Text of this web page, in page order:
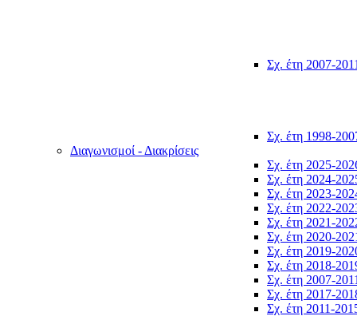
Σχ. έτη 2007-
Σχ. έτη 1998-
Διαγωνισμοί - Διακρίσεις
Σχ. έτη 2025-
Σχ. έτη 2024-
Σχ. έτη 2023-
Σχ. έτη 2022-
Σχ. έτη 2021-
Σχ. έτη 2020-
Σχ. έτη 2019-
Σχ. έτη 2018-
Σχ. έτη 2007-
Σχ. έτη 2017-
Σχ. έτη 2011-